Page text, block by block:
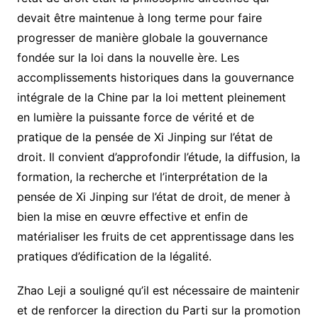
devait être maintenue à long terme pour faire
progresser de manière globale la gouvernance
fondée sur la loi dans la nouvelle ère. Les
accomplissements historiques dans la gouvernance
intégrale de la Chine par la loi mettent pleinement
en lumière la puissante force de vérité et de
pratique de la pensée de Xi Jinping sur l’état de
droit. Il convient d’approfondir l’étude, la diffusion, la
formation, la recherche et l’interprétation de la
pensée de Xi Jinping sur l’état de droit, de mener à
bien la mise en œuvre effective et enfin de
matérialiser les fruits de cet apprentissage dans les
pratiques d’édification de la légalité.
Zhao Leji a souligné qu’il est nécessaire de maintenir
et de renforcer la direction du Parti sur la promotion